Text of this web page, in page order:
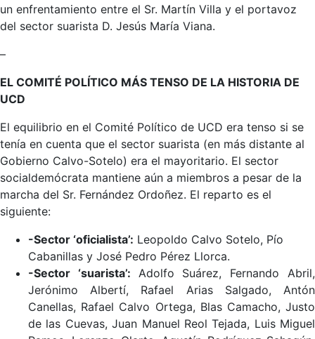
un enfrentamiento entre el Sr. Martín Villa y el portavoz
del sector suarista D. Jesús María Viana.
–
EL COMITÉ POLÍTICO MÁS TENSO DE LA HISTORIA DE
UCD
El equilibrio en el Comité Político de UCD era tenso si se
tenía en cuenta que el sector suarista (en más distante al
Gobierno Calvo-Sotelo) era el mayoritario. El sector
socialdemócrata mantiene aún a miembros a pesar de la
marcha del Sr. Fernández Ordoñez. El reparto es el
siguiente:
-Sector ‘oficialista’: Leopoldo Calvo Sotelo, Pío
Cabanillas y José Pedro Pérez Llorca.
-Sector ‘suarista’: Adolfo Suárez, Fernando Abril,
Jerónimo Albertí, Rafael Arias Salgado, Antón
Canellas, Rafael Calvo Ortega, Blas Camacho, Justo
de las Cuevas, Juan Manuel Reol Tejada, Luis Miguel